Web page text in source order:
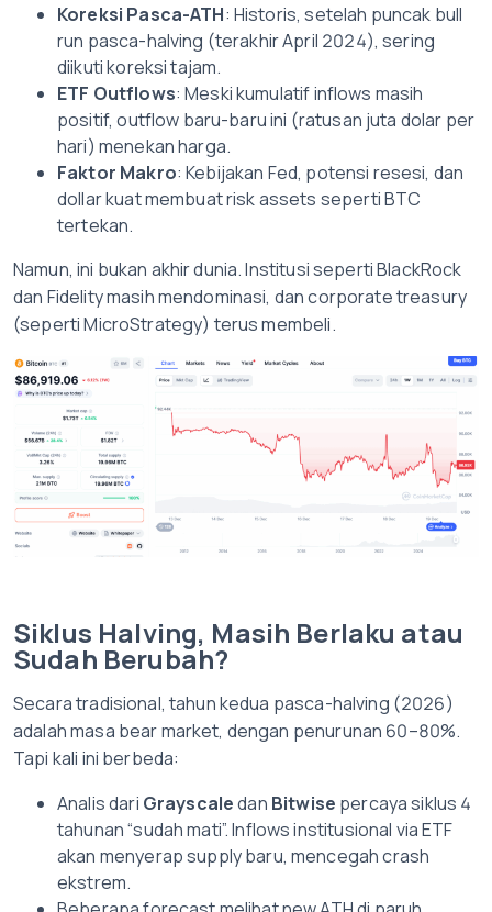
Koreksi Pasca-ATH: Historis, setelah puncak bull
run pasca-halving (terakhir April 2024), sering
diikuti koreksi tajam.
ETF Outflows: Meski kumulatif inflows masih
positif, outflow baru-baru ini (ratusan juta dolar per
hari) menekan harga.
Faktor Makro: Kebijakan Fed, potensi resesi, dan
dollar kuat membuat risk assets seperti BTC
tertekan.
Namun, ini bukan akhir dunia. Institusi seperti BlackRock
dan Fidelity masih mendominasi, dan corporate treasury
(seperti MicroStrategy) terus membeli.
Siklus Halving, Masih Berlaku atau
Sudah Berubah?
Secara tradisional, tahun kedua pasca-halving (2026)
adalah masa bear market, dengan penurunan 60–80%.
Tapi kali ini berbeda:
Analis dari Grayscaledan Bitwise percaya siklus 4
tahunan “sudah mati”. Inflows institusional via ETF
akan menyerap supply baru, mencegah crash
ekstrem.